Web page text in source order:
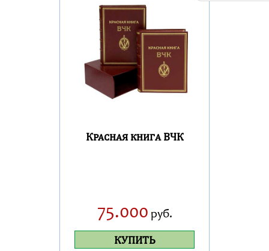
Красная книга ВЧК
75.000 руб.
КУПИТЬ